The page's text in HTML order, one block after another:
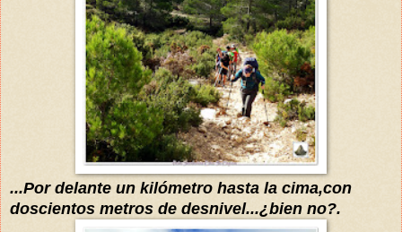
...Por delante un kilómetro hasta la cima,con
doscientos metros de desnivel...¿bien no?.